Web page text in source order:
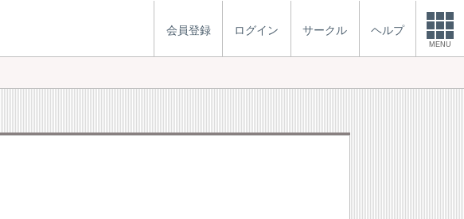
会員登録 ログイン サークル ヘルプ
MENU